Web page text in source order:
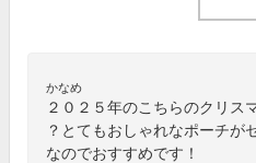
かなめ
２０２５年のこちらのクリス
？とてもおしゃれなポーチが
なのでおすすめです！